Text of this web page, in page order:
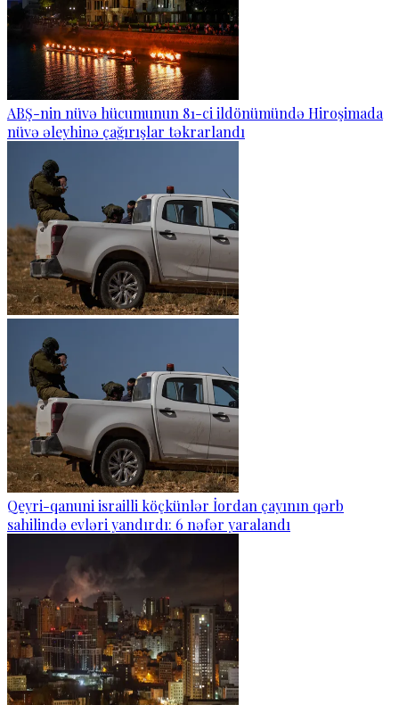
ABŞ-nin nüvə hücumunun 81-ci ildönümündə Hiroşimada
nüvə əleyhinə çağırışlar təkrarlandı
Qeyri-qanuni israilli köçkünlər İordan çayının qərb
sahilində evləri yandırdı: 6 nəfər yaralandı